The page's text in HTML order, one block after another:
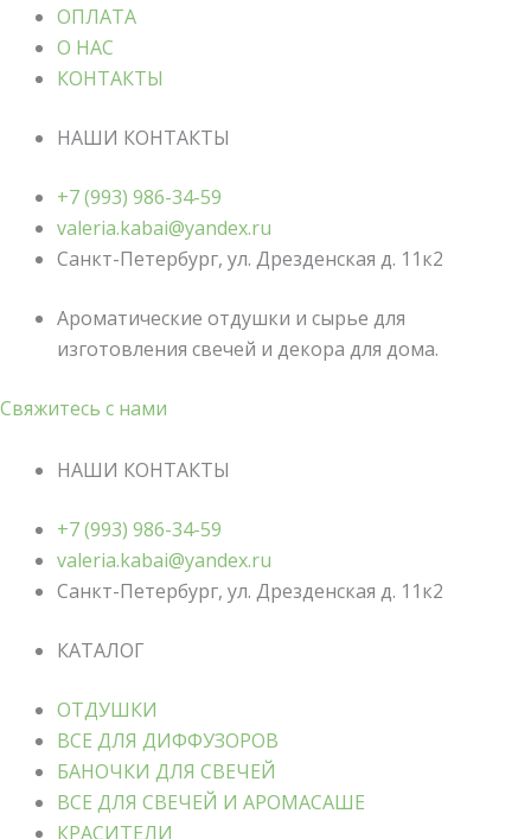
ОПЛАТА
О НАС
КОНТАКТЫ
НАШИ КОНТАКТЫ
+7 (993) 986-34-59
valeria.kabai@yandex.ru
Санкт-Петербург, ул. Дрезденская д. 11к2
Ароматические отдушки и сырье для
изготовления свечей и декора для дома.
Свяжитесь с нами
НАШИ КОНТАКТЫ
+7 (993) 986-34-59
valeria.kabai@yandex.ru
Санкт-Петербург, ул. Дрезденская д. 11к2
КАТАЛОГ
ОТДУШКИ
ВСЕ ДЛЯ ДИФФУЗОРОВ
БАНОЧКИ ДЛЯ СВЕЧЕЙ
ВСЕ ДЛЯ СВЕЧЕЙ И АРОМАСАШЕ
КРАСИТЕЛИ